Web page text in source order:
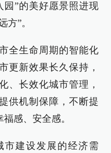
”的美好愿景照进现
方”。
全生命周期的智能化
更新效果长久保持，
、长效化城市管理，
供机制保障，不断提
感、安全感。
市建设发展的经济需